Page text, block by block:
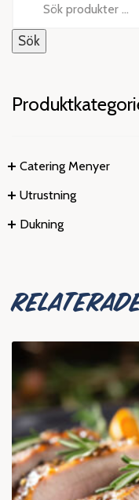
efter:
Sök
Catering Menyer
Utrustning
Dukning